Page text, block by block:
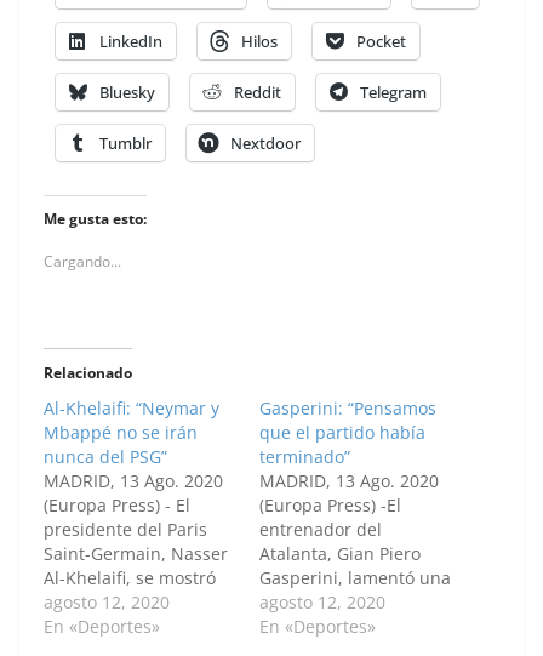
LinkedIn Hilos Pocket
Bluesky Reddit Telegram
Tumblr Nextdoor
Me gusta esto:
Cargando...
Relacionado
Al-Khelaifi: “Neymar y
Mbappé no se irán
nunca del PSG”
MADRID, 13 Ago. 2020
(Europa Press) - El
presidente del Paris
Saint-Germain, Nasser
Al-Khelaifi, se mostró
eufórico tras la
remontada en el
agosto 12, 2020
En «Deportes»
Gasperini: “Pensamos
que el partido había
terminado”
MADRID, 13 Ago. 2020
(Europa Press) -El
entrenador del
Atalanta, Gian Piero
Gasperini, lamentó una
dura derrota este
miércoles ante el PSG,
agosto 12, 2020
En «Deportes»